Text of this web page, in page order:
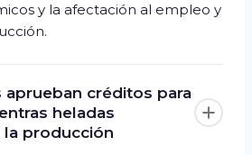
y la afectación al empleo y
aprueban créditos para
heladas
la producción